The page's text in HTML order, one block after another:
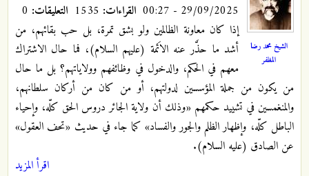
الشيخ محمد رضا
المظفر
29/09/2025 - 00:27 القراءات: التعليقات:
إذا كان معاونة الظالمين ولو بشق تمرة، بل حب بقائهم، من
أشد ما حذَّر عنه الاَئمة (عليهم السلام)، فما حال الاشتراك
معهم في الحكم، والدخول في وظائفهم وولاياتهم؟ بل ما حال
من يكون من جملة المؤسسين لدولتهم، أو من كان من أركان سلطانهم،
والمنغمسين في تشييد حكمهم «وذلك أن ولاية الجائر دروس الحق كلّه، وإحياء
الباطل كلّه، وإظهار الظلم والجور والفساد» كما جاء في حديث «تحف العقول»
عن الصادق (عليه السلام).
اقرأ المزيد